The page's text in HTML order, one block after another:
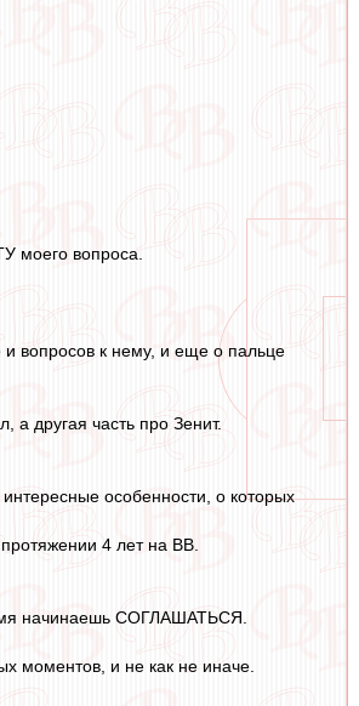
моего вопроса.
вопросов к нему, и еще о пальце
а другая часть про Зенит.
особенности, о которых
4 лет на ВВ.
начинаешь СОГЛАШАТЬСЯ.
моментов, и не как не иначе.